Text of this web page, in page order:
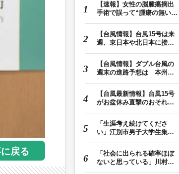
戻る
【速報】女性の脳腫瘍摘出
手術で誤って“腫瘍の無い部
【台風情報】台風15号は来
週、東日本や北日本に接近
【台風情報】ダブル台風の
週末の進路予想は 本州は
【台風最新情報】台風15号
がお盆休み直撃のおそれ
「生涯考え続けてくださ
い」江別市男子大学生集団
「社会に出られる確率ほぼ
ないと思っている」川村葉